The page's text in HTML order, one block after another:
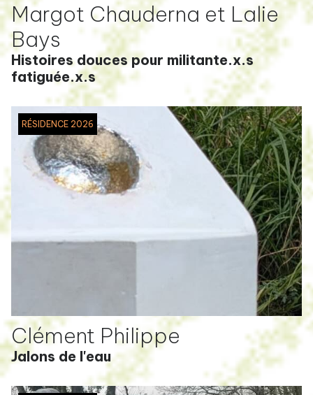
Margot Chauderna et Lalie
Bays
Histoires douces pour militante.x.s
fatiguée.x.s
RÉSIDENCE 2026
Clément Philippe
Jalons de l'eau